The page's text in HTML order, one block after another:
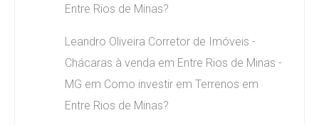
Entre Rios de Minas?
Leandro Oliveira Corretor de Imóveis -
Chácaras à venda em Entre Rios de Minas -
MG em Como investir em Terrenos em
Entre Rios de Minas?